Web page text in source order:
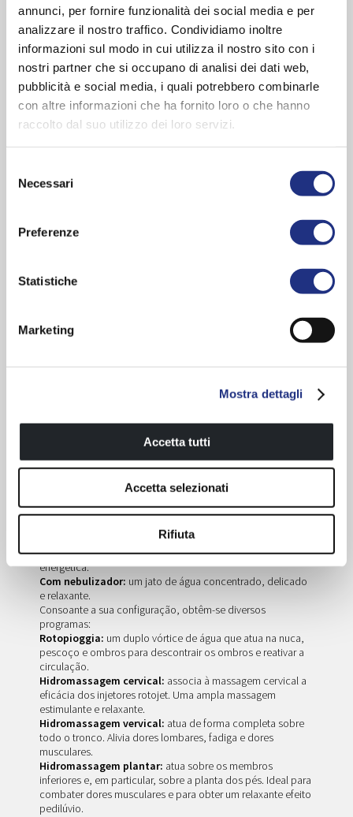
annunci, per fornire funzionalità dei social media e per
analizzare il nostro traffico. Condividiamo inoltre
informazioni sul modo in cui utilizza il nostro sito con i
nostri partner che si occupano di analisi dei dati web,
pubblicità e social media, i quali potrebbero combinarle
con altre informazioni che ha fornito loro o che hanno
raccolto dal suo utilizzo dei loro servizi.
delNecessari
Preferenze
Statistiche
Marketing
Mostra dettagli
Accetta tutti
Accetta selezionati
Rifiuta
Hidromassagem
fluxos de água e as bolhas de ar para eliminar as
toxinas e tonificar o corpo.
As cabinas equipadas Novellini possuem injetores que
Rotojet:um único vórtice de água para uma massagem
energética.
Com nebulizador: um jato de água concentrado, delicado
e relaxante.
Consoante a sua configuração, obtêm-se diversos
programas:
Rotopioggia: um duplo vórtice de água que atua na nuca,
pescoço e ombros para descontrair os ombros e reativar a
circulação.
Hidromassagem cervical: associa à massagem cervical a
eficácia dos injetores rotojet. Uma ampla massagem
estimulante e relaxante.
Hidromassagem vervical: atua de forma completa sobre
todo o tronco. Alivia dores lombares, fadiga e dores
musculares.
Hidromassagem plantar: atua sobre os membros
inferiores e, em particular, sobre a planta dos pés. Ideal para
combater dores musculares e para obter um relaxante efeito
pedilúvio.